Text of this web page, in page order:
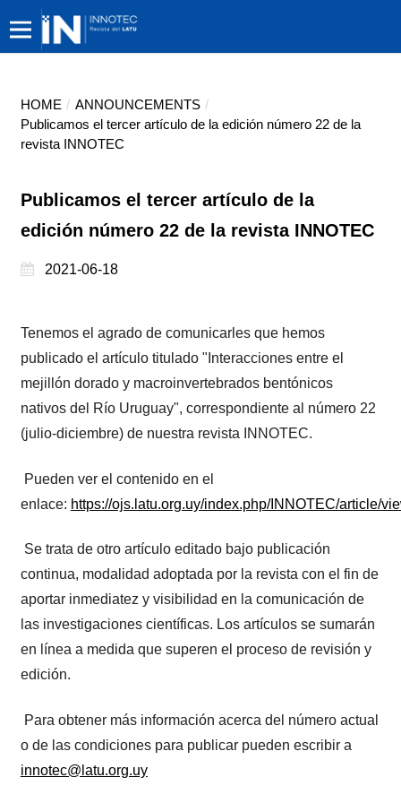
HOME / ANNOUNCEMENTS /
Publicamos el tercer artículo de la edición número 22 de la
revista INNOTEC
Publicamos el tercer artículo de la
edición número 22 de la revista INNOTEC
2021-06-18
Tenemos el agrado de comunicarles que hemos
publicado el artículo titulado "Interacciones entre el
mejillón dorado y macroinvertebrados bentónicos
nativos del Río Uruguay", correspondiente al número 22
(julio-diciembre) de nuestra revista INNOTEC.
Pueden ver el contenido en el
enlace: https://ojs.latu.org.uy/index.php/INNOTEC/article/
Se trata de otro artículo editado bajo publicación
continua, modalidad adoptada por la revista con el fin de
aportar inmediatez y visibilidad en la comunicación de
las investigaciones científicas. Los artículos se sumarán
en línea a medida que superen el proceso de revisión y
edición.
Para obtener más información acerca del número actual
o de las condiciones para publicar pueden escribir a
innotec@latu.org.uy